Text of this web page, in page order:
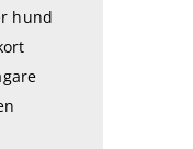
hund